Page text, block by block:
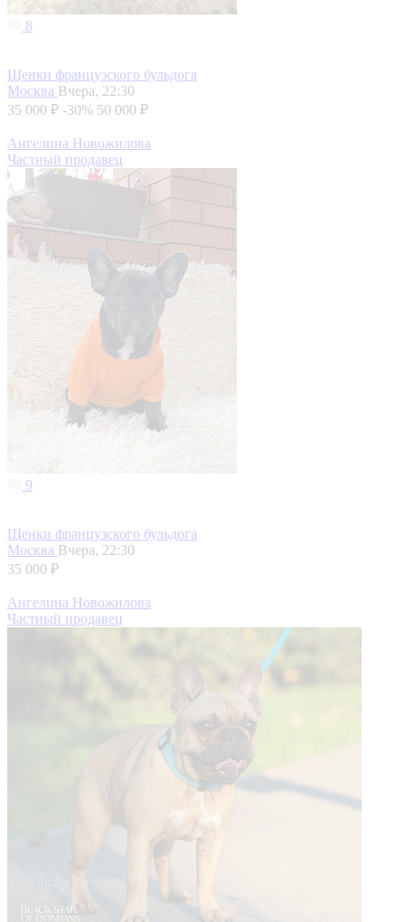
8
Щенки французского бульдога
Москва Вчера, 22:30
35 000 ₽ -30% 50 000 ₽
Ангелина Новожилова
Частный продавец
9
Щенки французского бульдога
Москва Вчера, 22:30
35 000 ₽
Ангелина Новожилова
Частный продавец